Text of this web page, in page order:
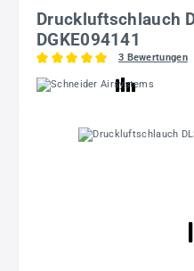
Druckluftschlauch
DGKE094141
Durchschnittliche
3 Bewertungen
Bildergalerie überspringen